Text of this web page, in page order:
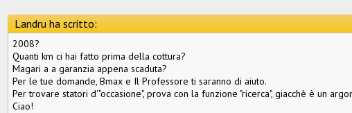
Landru ha scritto:
2008?
Quanti km ci hai fatto prima della cottura?
Magari a a garanzia appena scaduta?
Per le tue domande, Bmax e Il Professore ti saranno di aiuto.
Per trovare statori d'"occasione", prova con la funzione "ricerca", giacchè è un
Ciao!